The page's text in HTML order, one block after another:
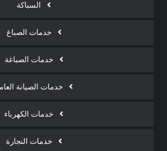
السباكة
خدمات الصباغ
خدمات الصباغة
خدمات الصيانة
خدمات الكهرباء
خدمات النجارة